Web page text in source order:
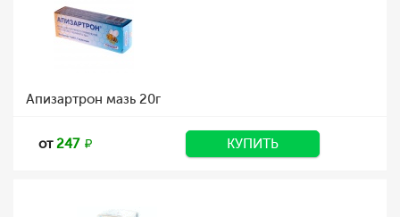
Апизартрон мазь 20г
от247 КУПИТЬ